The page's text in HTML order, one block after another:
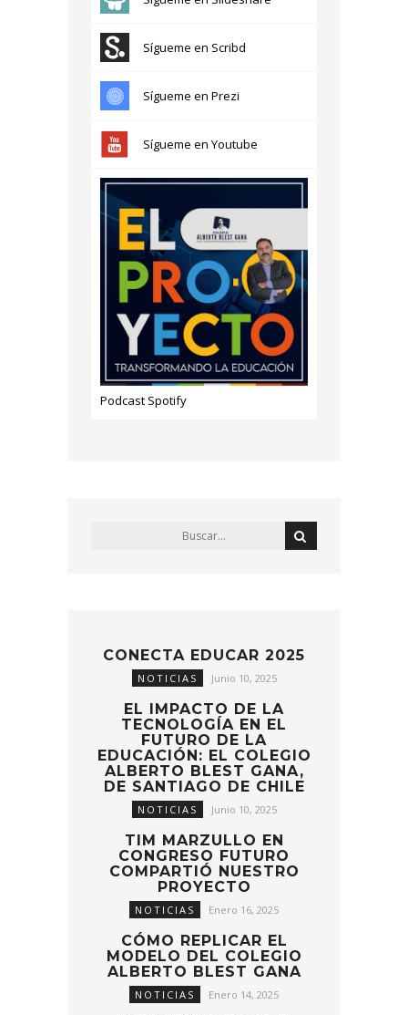
Sígueme en Scribd
Sígueme en Prezi
Sígueme en Youtube
Podcast Spotify
CONECTA EDUCAR 2025
NOTICIAS Junio 10, 2025
EL IMPACTO DE LA
TECNOLOGÍA EN EL
FUTURO DE LA
EDUCACIÓN: EL COLEGIO
ALBERTO BLEST GANA,
DE SANTIAGO DE CHILE
NOTICIAS Junio 10, 2025
TIM MARZULLO EN
CONGRESO FUTURO
COMPARTIÓ NUESTRO
PROYECTO
NOTICIAS Enero 16, 2025
CÓMO REPLICAR EL
MODELO DEL COLEGIO
ALBERTO BLEST GANA
NOTICIAS Enero 14, 2025